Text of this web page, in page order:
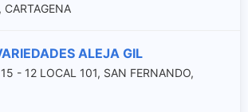
ALEJA GIL
- 12 LOCAL 101, SAN FERNANDO,